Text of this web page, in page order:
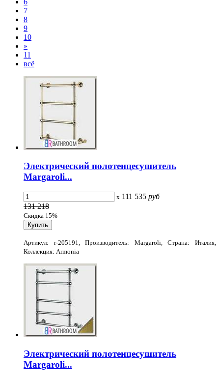
7
8
9
10
»
11
всё
Электрический полотенцесушитель
Margaroli...
x 111 535 руб
131 218
Скидка 15%
Артикул: r-205191, Производитель: Margaroli, Страна: Италия,
Коллекция: Armonia
Электрический полотенцесушитель
Margaroli...